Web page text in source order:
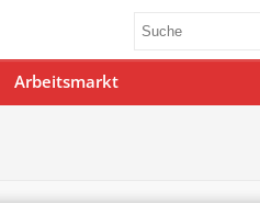
Arbeitsmarkt